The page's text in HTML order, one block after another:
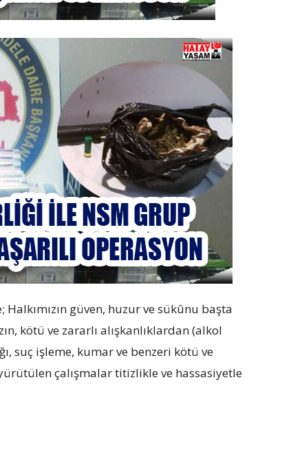
güven, huzur ve sükûnu başta
kötü ve zararlı alışkanlıklardan (alkol
suç işleme, kumar ve benzeri kötü ve
çalışmalar titizlikle ve hassasiyetle